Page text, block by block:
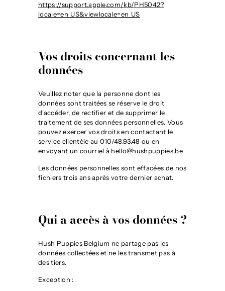
https://support.apple.com/kb/PH5042?
locale=en_US&viewlocale=en_US
Vos droits concernant les
données
Veuillez noter que la personne dont les
données sont traitées se réserve le droit
d'accéder, de rectifier et de supprimer le
traitement de ses données personnelles. Vous
pouvez exercer vos droits en contactant le
service clientèle au 010/48.93.48 ou en
envoyant un courriel à hello@hushpuppies.be
Les données personnelles sont effacées de nos
fichiers trois ans après votre dernier achat.
Qui a accès à vos données ?
Hush Puppies Belgium ne partage pas les
données collectées et ne les transmet pas à
des tiers.
Exception :